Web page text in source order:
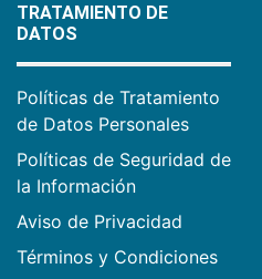
TRATAMIENTO DE
DATOS
Políticas de Tratamiento
de Datos Personales
Políticas de Seguridad de
la Información
Aviso de Privacidad
Términos y Condiciones